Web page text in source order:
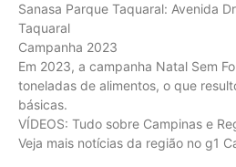
Sanasa Parque Taquaral: Avenida
Taquaral
Campanha 2023
Em 2023, a campanha Natal Sem
toneladas de alimentos, o que
básicas.
VÍDEOS: Tudo sobre Campinas e
Veja mais notícias da região no g1